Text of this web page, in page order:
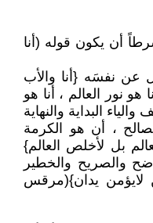
أن يكون قوله (أنا
عن نفسَه {أنا والأب
نور العالم ، أنا هو
البداية والنهاية
، أن هو الكرمة
بل لأخلص العالم}
والصريح والخطير
يدان}(مرقس